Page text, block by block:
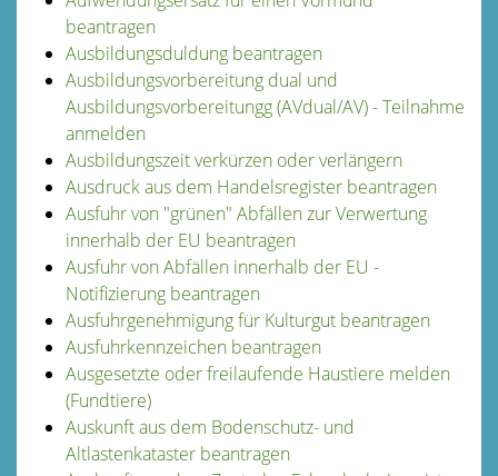
beantragen
Ausbildungsduldung beantragen
Ausbildungsvorbereitung dual und
Ausbildungsvorbereitungg (AVdual/AV) - Teilnahme
anmelden
Ausbildungszeit verkürzen oder verlängern
Ausdruck aus dem Handelsregister beantragen
Ausfuhr von "grünen" Abfällen zur Verwertung
innerhalb der EU beantragen
Ausfuhr von Abfällen innerhalb der EU -
Notifizierung beantragen
Ausfuhrgenehmigung für Kulturgut beantragen
Ausfuhrkennzeichen beantragen
Ausgesetzte oder freilaufende Haustiere melden
(Fundtiere)
Auskunft aus dem Bodenschutz- und
Altlastenkataster beantragen